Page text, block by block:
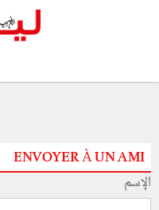
ENVOYER À UN AMI
الإسم